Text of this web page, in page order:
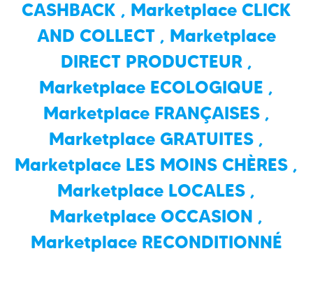
CASHBACK , Marketplace CLICK
AND COLLECT, Marketplace
DIRECT PRODUCTEUR,
Marketplace ECOLOGIQUE ,
Marketplace FRANÇAISES,
Marketplace GRATUITES ,
Marketplace LES MOINS CHÈRES ,
Marketplace LOCALES ,
Marketplace OCCASION ,
Marketplace RECONDITIONNÉ